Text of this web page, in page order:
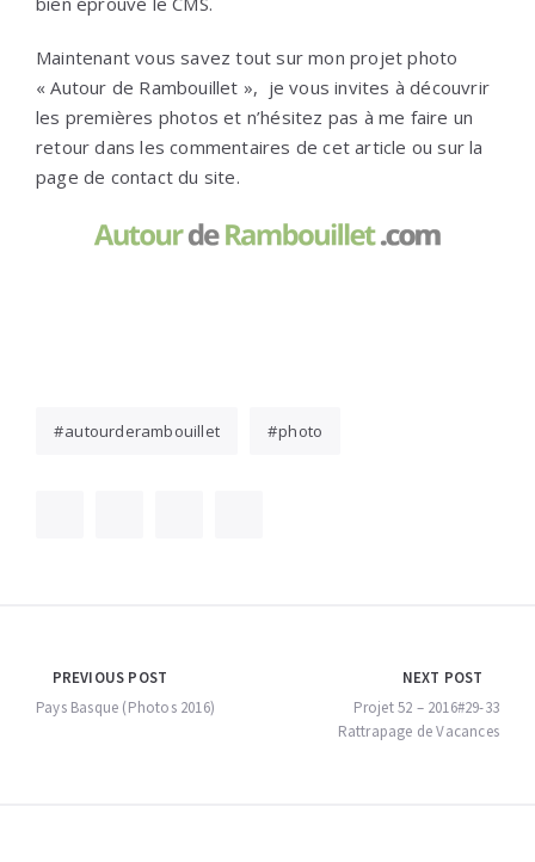
Maintenant vous savez tout sur mon projet photo
« Autour de Rambouillet », je vous invites à découvrir
les premières photos et n’hésitez pas à me faire un
retour dans les commentaires de cet article ou sur la
page de contact du site.
autourderambouillet photo
Navigation
de
PREVIOUS POST
Pays Basque (Photos 2016)
NEXT POST
Projet 52 – 2016#29-33
Rattrapage de Vacances